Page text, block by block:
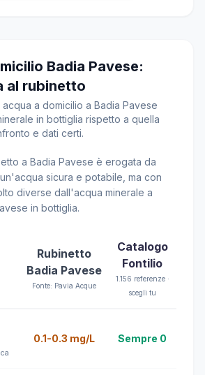
Badia Pavese:
al rubinetto
a domicilio a Badia Pavese
in bottiglia rispetto a quella
e dati certi.
a Badia Pavese è erogata da
un'acqua sicura e potabile, ma con
diverse dall'acqua minerale a
in bottiglia.
Rubinetto
Badia Pavese
Fonte: Pavia Acque
Catalogo
Fontilio
1.156 referenze ·
scegli tu
0.1-0.3 mg/L Sempre 0